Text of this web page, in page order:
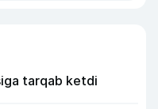
tarqab ketdi